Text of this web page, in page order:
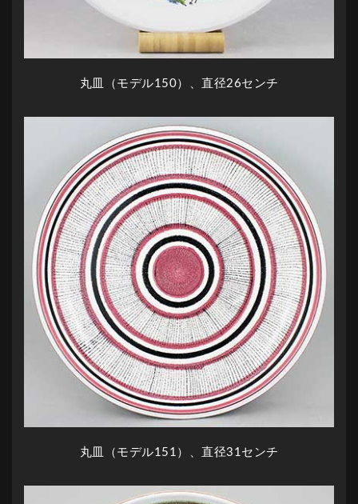
丸皿（モデル150）、直径26センチ
丸皿（モデル151）、直径31センチ